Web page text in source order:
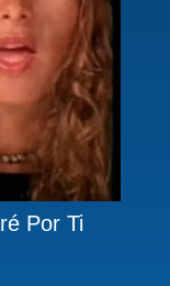
Por Ti